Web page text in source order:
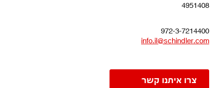
4951408
972-3-7214400
info.il@schindler.com
צרו איתנו קשר